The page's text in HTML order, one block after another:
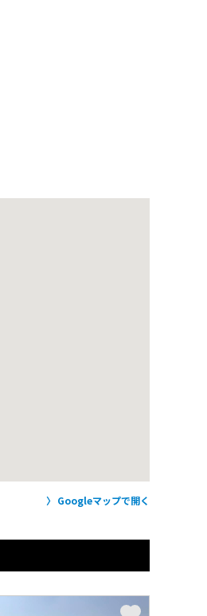
Googleマップで開く